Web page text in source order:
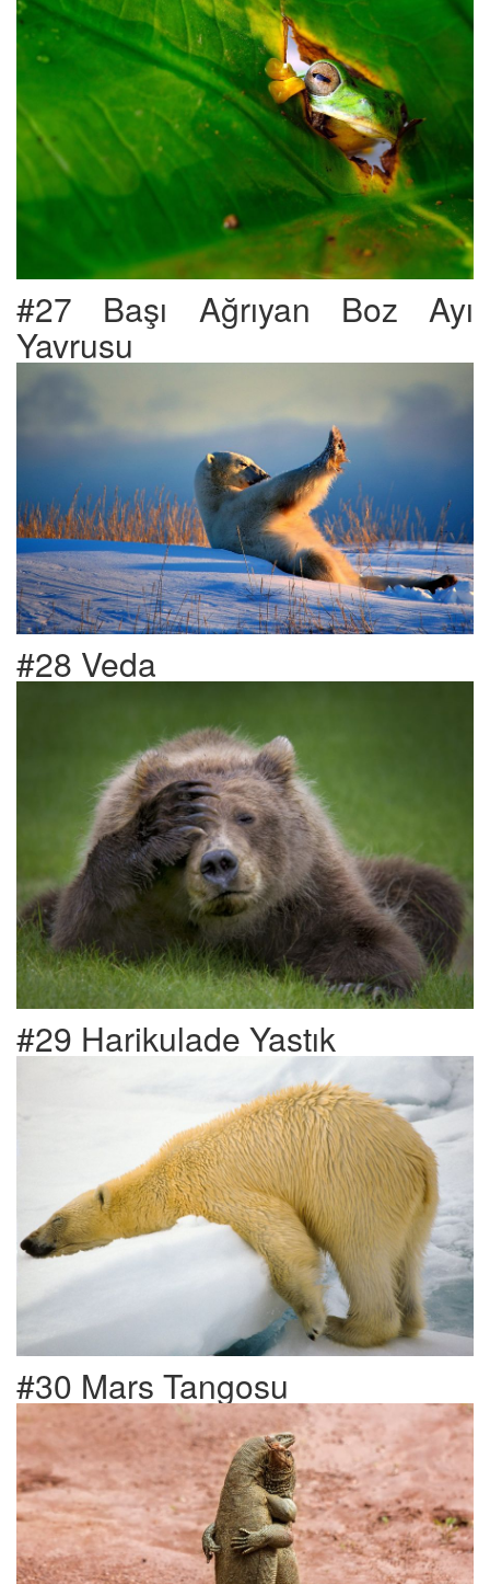
#27 Başı Ağrıyan Boz Ayı
Yavrusu
#28 Veda
#29 Harikulade Yastık
#30 Mars Tangosu